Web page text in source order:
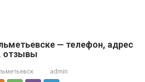
— телефон, адрес
отзывы
admin